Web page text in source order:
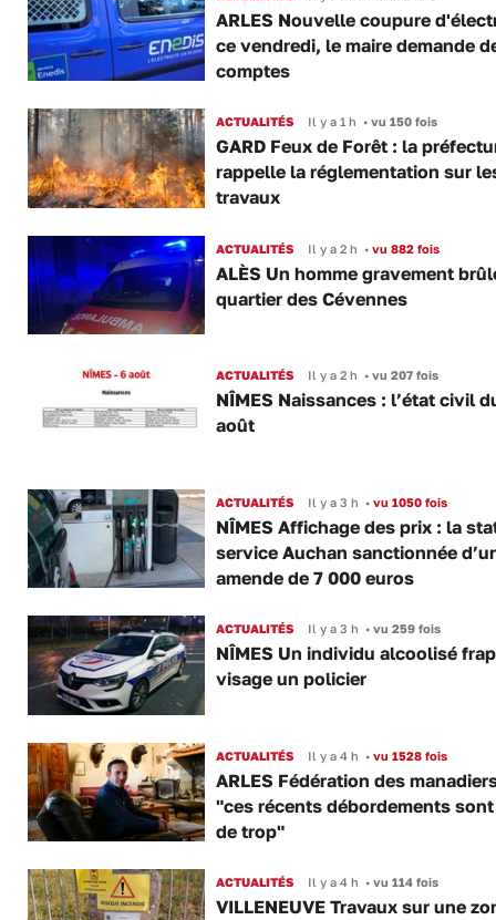
ARLES Nouvelle coupure
ce vendredi, le maire demande
comptes
ACTUALITÉS Il y a 1 h •vu 150 fois
GARD Feux de Forêt : la
rappelle la réglementation sur
travaux
ACTUALITÉS Il y a 2 h •vu 882 fois
ALÈS Un homme gravement
quartier des Cévennes
ACTUALITÉS Il y a 2 h •vu 207 fois
NÎMES Naissances : l’état civil
août
ACTUALITÉS Il y a 3 h •vu 1050 fois
NÎMES Affichage des prix : la
service Auchan sanctionnée
amende de 7 000 euros
ACTUALITÉS Il y a 3 h •vu 259 fois
NÎMES Un individu alcoolisé
visage un policier
ACTUALITÉS Il y a 4 h •vu 1528 fois
ARLES Fédération des
"ces récents débordements
de trop"
ACTUALITÉS Il y a 4 h •vu 114 fois
VILLENEUVE Travaux sur une